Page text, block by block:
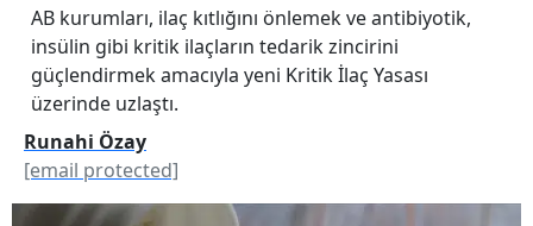
AB kurumları, ilaç kıtlığını önlemek ve antibiyotik,
insülin gibi kritik ilaçların tedarik zincirini
güçlendirmek amacıyla yeni Kritik İlaç Yasası
üzerinde uzlaştı.
Runahi Özay
[email protected]